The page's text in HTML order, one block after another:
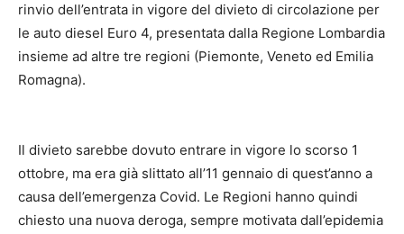
rinvio dell’entrata in vigore del divieto di circolazione per
le auto diesel Euro 4, presentata dalla Regione Lombardia
insieme ad altre tre regioni (Piemonte, Veneto ed Emilia
Romagna).
Il divieto sarebbe dovuto entrare in vigore lo scorso 1
ottobre, ma era già slittato all’11 gennaio di quest’anno a
causa dell’emergenza Covid. Le Regioni hanno quindi
chiesto una nuova deroga, sempre motivata dall’epidemia